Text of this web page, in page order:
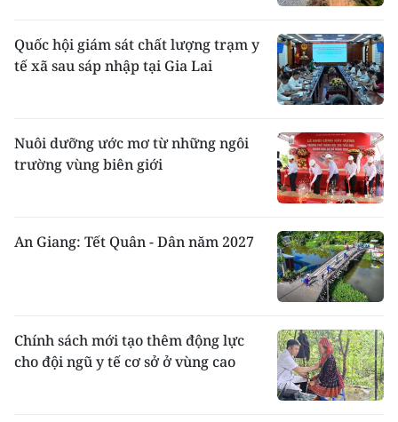
Quốc hội giám sát chất lượng trạm y
tế xã sau sáp nhập tại Gia Lai
Nuôi dưỡng ước mơ từ những ngôi
trường vùng biên giới
An Giang: Tết Quân - Dân năm 2027
Chính sách mới tạo thêm động lực
cho đội ngũ y tế cơ sở ở vùng cao